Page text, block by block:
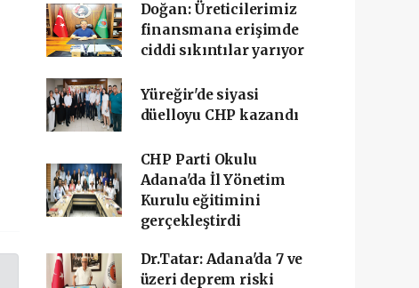
Doğan: Üreticilerimiz
finansmana erişimde
ciddi sıkıntılar yarıyor
Yüreğir'de siyasi
düelloyu CHP kazandı
CHP Parti Okulu
Adana'da İl Yönetim
Kurulu eğitimini
gerçekleştirdi
Dr.Tatar: Adana'da 7 ve
üzeri deprem riski